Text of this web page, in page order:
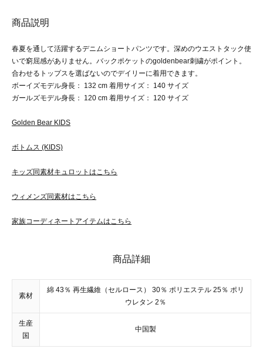
商品説明
春夏を通して活躍するデニムショートパンツです。深めのウエストタック使
いで窮屈感がありません。バックポケットのgoldenbear刺繍がポイント。
合わせるトップスを選ばないのでデイリーに着用できます。
ボーイズモデル身長： 132 cm 着用サイズ： 140 サイズ
ガールズモデル身長： 120 cm 着用サイズ： 120 サイズ
Golden Bear KIDS
ボトムス (KIDS)
キッズ同素材キュロットはこちら
ウィメンズ同素材はこちら
家族コーディネートアイテムはこちら
商品詳細
素材
綿 43％ 再生繊維（セルロース） 30％ ポリエステル 25％ ポリ
ウレタン 2％
生産
国
中国製